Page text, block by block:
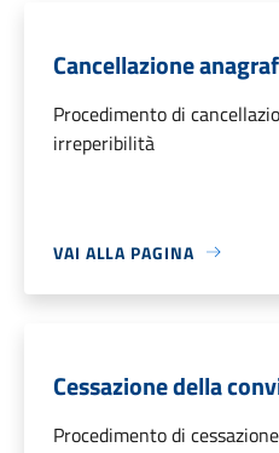
Cancellazione
Procedimento di
irreperibilità
VAI ALLA PAGINA
Cessazione della
Procedimento di